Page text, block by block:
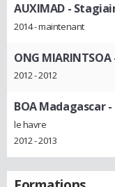
AUXIMAD -
2014 - maintenant
ONG MIARINTSOA
2012 - 2012
BOA Madagascar-
le havre
2012 - 2013